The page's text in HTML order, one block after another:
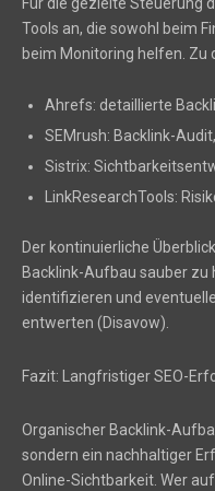
Für die gezielte Steuerung
Tools an, die sowohl beim
beim Monitoring helfen. Zu
Ahrefs: detaillierte
SEMrush: Backlink-
Sistrix:
LinkResearchTools:
Der kontinuierliche
Backlink-Aufbau sauber zu
identifizieren und
entwerten (Disavow).
Fazit: Langfristiger SEO-
Organischer Backlink-
sondern ein nachhaltiger
Online-Sichtbarkeit. Wer